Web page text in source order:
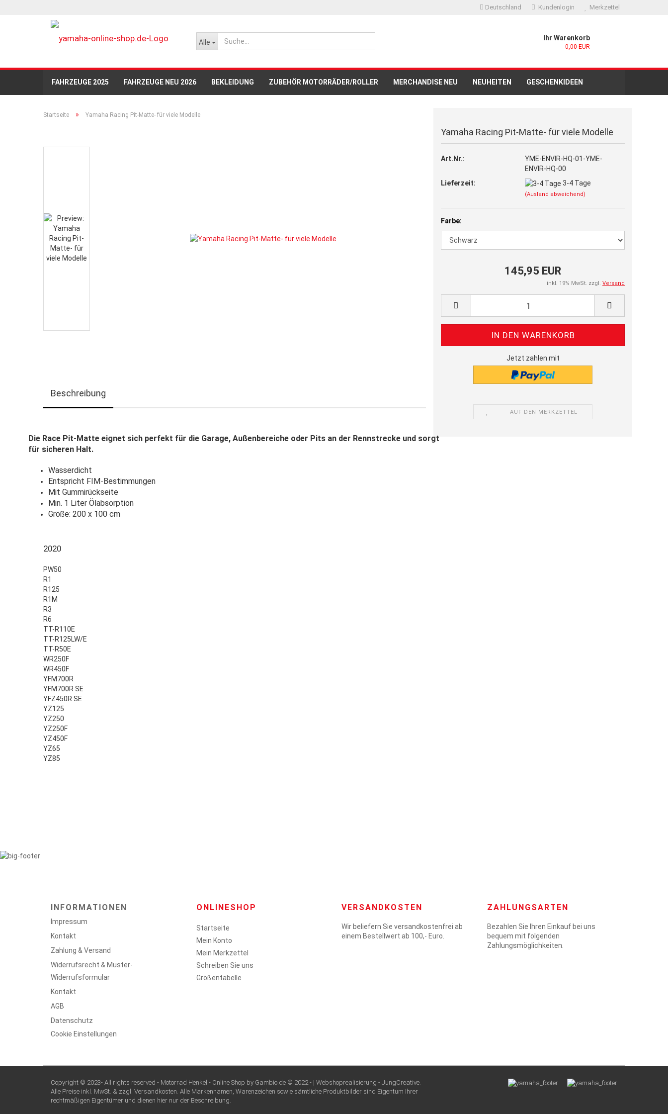
Deutschland Kundenlogin Merkzettel
Alle
Ihr Warenkorb
0,00 EUR
FAHRZEUGE 2025 FAHRZEUGE NEU 2026 BEKLEIDUNG ZUBEHÖR MOTORRÄDER/ROLLER MERCHANDISE NEU NEUHEITEN GESCHENKIDEEN
YAMAHA STROMERZEUGER (GENERATOREN)
Startseite » Yamaha Racing Pit-Matte- für viele Modelle
Yamaha Racing Pit-Matte- für viele Modelle
Art.Nr.:
YME-ENVIR-HQ-01-YME-
ENVIR-HQ-00
Lieferzeit:
3-4 Tage
(Ausland abweichend)
Farbe:
145,95 EUR
inkl. 19% MwSt. zzgl. Versand
Jetzt zahlen mit
AUF DEN MERKZETTEL
Beschreibung
Die Race Pit-Matte eignet sich perfekt für die Garage, Außenbereiche oder Pits an der Rennstrecke und sorgt
für sicheren Halt.
Wasserdicht
Entspricht FIM-Bestimmungen
Mit Gummirückseite
Min. 1 Liter Ölabsorption
Größe: 200 x 100 cm
2020
PW50
R1
R125
R1M
R3
R6
TT-R110E
TT-R125LW/E
TT-R50E
WR250F
WR450F
YFM700R
YFM700R SE
YFZ450R SE
YZ125
YZ250
YZ250F
YZ450F
YZ65
YZ85
INFORMATIONEN
Impressum
Kontakt
Zahlung & Versand
Widerrufsrecht & Muster-
Widerrufsformular
Kontakt
AGB
Datenschutz
Cookie Einstellungen
ONLINESHOP
Startseite
Mein Konto
Mein Merkzettel
Schreiben Sie uns
Größentabelle
VERSANDKOSTEN
Wir beliefern Sie versandkostenfrei ab
einem Bestellwert ab 100,- Euro.
ZAHLUNGSARTEN
Bezahlen Sie Ihren Einkauf bei uns
bequem mit folgenden
Zahlungsmöglichkeiten.
Copyright © 2023- All rights reserved - Motorrad Henkel - Online Shop by Gambio.de © 2022 - | Webshoprealisierung - JungCreative.
Alle Preise inkl. MwSt. & zzgl. Versandkosten. Alle Markennamen, Warenzeichen sowie sämtliche Produktbilder sind Eigentum Ihrer
rechtmäßigen Eigentümer und dienen hier nur der Beschreibung.